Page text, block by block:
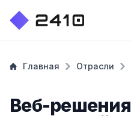
Главная Отрасли
Веб-решения